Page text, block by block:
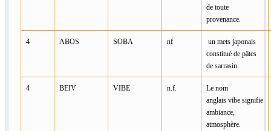
de toute
provenance.
4 ABOS SOBA nf
un mets japonais
constitué de pâtes
de sarrasin.
4 BEIV VIBE n.f.
Le nom
anglais vibe signifie
ambiance,
atmosphère.